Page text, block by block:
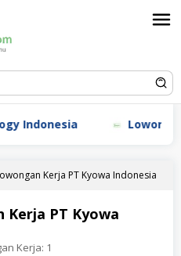
Indonesia Lowongan
Kerja PT Kyowa Indonesia
Kerja PT Kyowa
Kerja: 1